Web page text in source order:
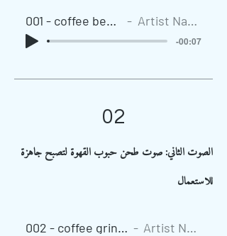
001 - coffee beans Artist Name
-00:07
02
الصوت الثاني: صوت طحن حبوب القهوة لتصبح جاهزة
للاستعمال
002 - coffee grinding Artist Name